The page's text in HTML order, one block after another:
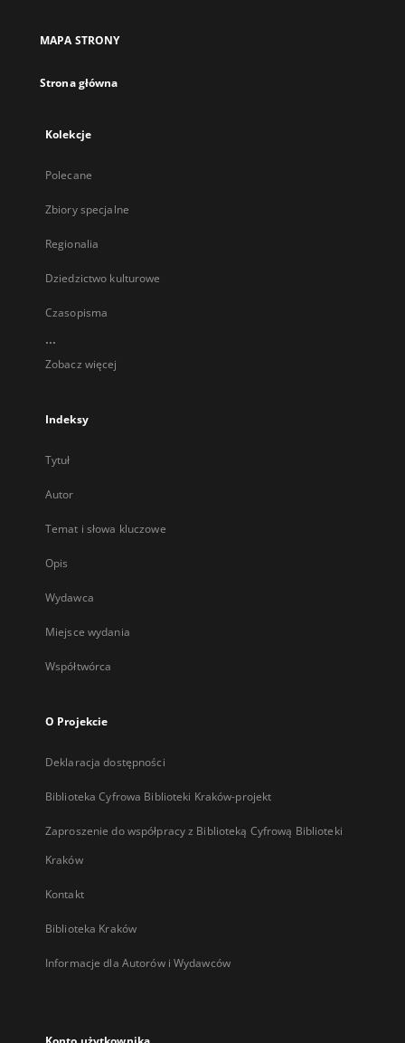
MAPA STRONY
Strona główna
Kolekcje
Polecane
Zbiory specjalne
Regionalia
Dziedzictwo kulturowe
Czasopisma
...
Zobacz więcej
Indeksy
Tytuł
Autor
Temat i słowa kluczowe
Opis
Wydawca
Miejsce wydania
Współtwórca
O Projekcie
Deklaracja dostępności
Biblioteka Cyfrowa Biblioteki Kraków-projekt
Zaproszenie do współpracy z Biblioteką Cyfrową Biblioteki
Kraków
Kontakt
Biblioteka Kraków
Informacje dla Autorów i Wydawców